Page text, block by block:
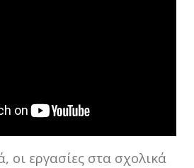
οι εργασίες στα σχολικά